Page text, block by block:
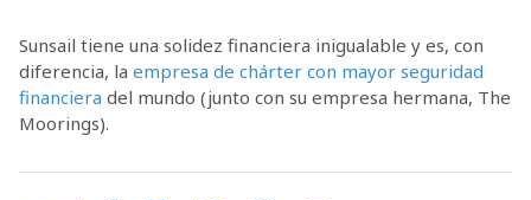
Sunsail tiene una solidez financiera inigualable y es, con
diferencia, la empresa de chárter con mayor seguridad
financiera del mundo (junto con su empresa hermana, The
Moorings).